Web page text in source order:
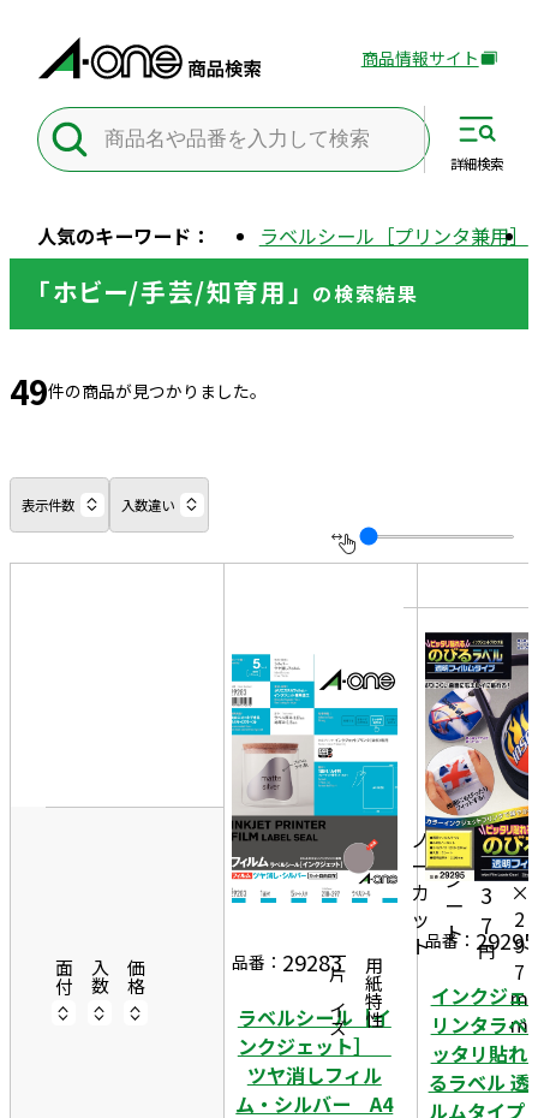
外
サ
別
イ
ン
す
商品情報サイト
人気のキーワード： ラベルシール［プリンタ兼用］
詳細検索
「ホビー/手芸/知育用」 の検索結果
49件の商品が見つかりました。
表示件数 入数違い
面付 入数 価格 一片サイズ 用紙特性
品番： 29283
ラベルシール［イ
ンクジェット］
ツヤ消しフィル
ム・シルバー A4
ノ
ー
カ
ッ
ト
5
シ
ー
ト
1,
8
3
7
円
2
1
0
m
m
×
2
9
7
m
m
品番： 29295
インクジェ
リンタラ
ッタリ貼れ
るラベル 透
ルムタイ